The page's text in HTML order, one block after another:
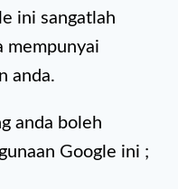
ini sangatlah
mempunyai
anda.
anda boleh
Google ini ;